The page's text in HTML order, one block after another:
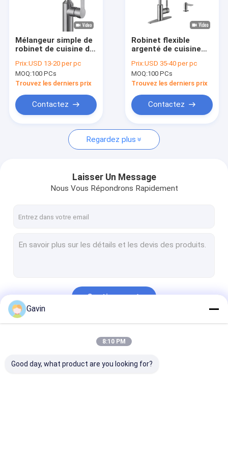
Au sujet de nous
Visite d'usine
Contactez-nous
Nouvelles
Double évier de cuvette d'acier inoxydable
Évier de cuisine de Topmount
Support d'évier d'acier inoxydable
Matte Black Kitchen Sink
Accessoires d'évier de cuisine
Mélangeur simple de
robinet de cuisine de
304SS froid et chaud
Prix:USD 13-20 per pc
MOQ:100 PCs
Trouvez les derniers prix
Contactez
Robinet flexible
argenté de cuisine
Chrome résistant à
l'usure
Prix:USD 35-40 per pc
MOQ:100 PCs
Trouvez les derniers prix
Contactez
Regardez plus
Laisser Un Message
Nous Vous Répondrons Rapidement
Continuer
Gavin
8:10 PM
Good day, what product are you looking for?